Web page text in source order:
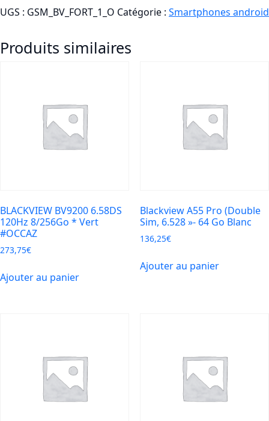
FORT
6.56
UGS : GSM_BV_FORT_1_O Catégorie : Smartphones android
Produits similaires
BLACKVIEW BV9200 6.58DS
120Hz 8/256Go * Vert
#OCCAZ
273,75€
Ajouter au panier
Blackview A55 Pro (Double
Sim, 6.528 »- 64 Go Blanc
136,25€
Ajouter au panier